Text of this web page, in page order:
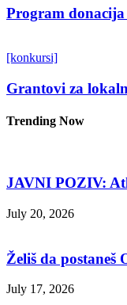
Program
[konkursi]
Grantovi za
Trending Now
JAVNI POZIV:
July 20, 2026
Želiš da postaneš
July 17, 2026